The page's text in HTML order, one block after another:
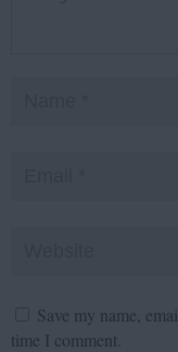
Save my name,
time I comment.